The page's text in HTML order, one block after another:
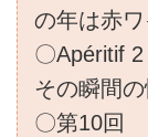
の年は赤
〇Apéritif 2
その瞬間
〇第10回